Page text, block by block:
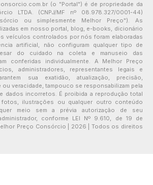
(o "Portal") é de propriedade da
LTDA. (CNPJ/MF nº 08.978.327/0001-44)
ou simplesmente Melhor Preço"). As
em nosso portal, blog, e-books, dicionário
veículos controlados por nós foram elaboradas
artificial, não configuram qualquer tipo de
do cuidado na coleta e manuseio das
conferidas individualmente. A Melhor Preço
administradores, representantes legais e
sua exatidão, atualização, precisão,
ou veracidade, tampouco se responsabilizam pela
dados incorretos. É proibida a reprodução total
ilustrações ou qualquer outro conteúdo
meio sem a prévia autorização de seu
conforme LEI Nº 9.610, de 19 de
Preço Consórcio | 2026 | Todos os direitos